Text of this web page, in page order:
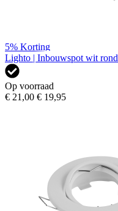
5% Korting
Lighto | Inbouwspot wit
Op voorraad
€ 21,00 € 19,95